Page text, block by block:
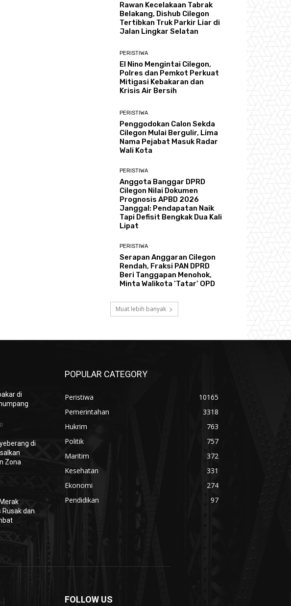
Rawan Kecelakaan Tabrak
Belakang, Dishub Cilegon
Tertibkan Truk Parkir Liar di
Jalan Lingkar Selatan
PERISTIWA
El Nino Mengintai Cilegon,
Polres dan Pemkot Perkuat
Mitigasi Kebakaran dan
Krisis Air Bersih
PERISTIWA
Penggodokan Calon Sekda
Cilegon Mulai Bergulir, Lima
Nama Pejabat Masuk Radar
Wali Kota
PERISTIWA
Anggota Banggar DPRD
Cilegon Nilai Dokumen
Prognosis APBD 2026
Janggal: Pendapatan Naik
Tapi Defisit Bengkak Dua Kali
Lipat
PERISTIWA
Serapan Anggaran Cilegon
Rendah, Fraksi PAN DPRD
Beri Tanggapan Menohok,
Minta Walikota ‘Tatar’ OPD
Muat lebih banyak
di
di
Zona
Rusak dan
POPULAR CATEGORY
Peristiwa
10165
Pemerintahan
3318
Hukrim
763
Politik
757
Maritim
372
Kesehatan
331
Ekonomi
274
Pendidikan
97
FOLLOW US